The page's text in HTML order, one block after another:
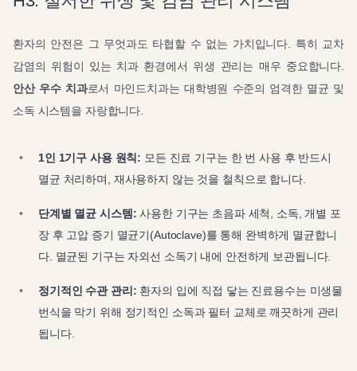
환자의 안전은 그 무엇과도 타협할 수 없는 가치입니다. 특히 교차
감염의 위험이 있는 치과 환경에서 위생 관리는 매우 중요합니다.
안산 우수 치과로서 마인드치과는 대학병원 수준의 엄격한 멸균 및
소독 시스템을 자랑합니다.
1인 1기구 사용 원칙: 모든 진료 기구는 한 번 사용 후 반드시
멸균 처리하며, 재사용하지 않는 것을 철칙으로 합니다.
단계별 멸균 시스템: 사용한 기구는 초음파 세척, 소독, 개별 포
장 후 고압 증기 멸균기(Autoclave)를 통해 완벽하게 멸균합니
다. 멸균된 기구는 자외선 소독기 내에 안전하게 보관됩니다.
정기적인 수관 관리: 환자의 입에 직접 닿는 진료용수는 미생물
번식을 막기 위해 정기적인 소독과 필터 교체로 깨끗하게 관리
됩니다.